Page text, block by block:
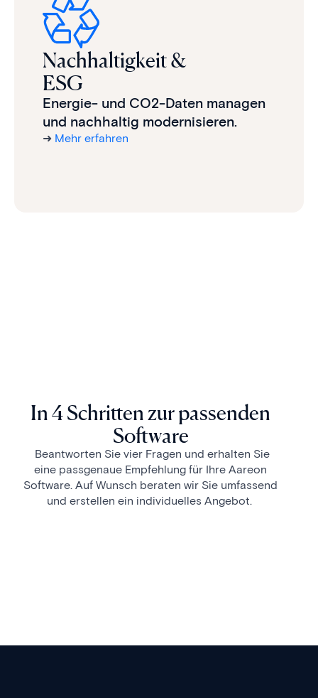
Nachhaltigkeit &
ESG
Energie- und CO2-Daten managen
und nachhaltig modernisieren.
➜ Mehr erfahren
In 4 Schritten zur passenden
Software
Beantworten Sie vier Fragen und erhalten Sie
eine passgenaue Empfehlung für Ihre Aareon
Software. Auf Wunsch beraten wir Sie umfassend
und erstellen ein individuelles Angebot.